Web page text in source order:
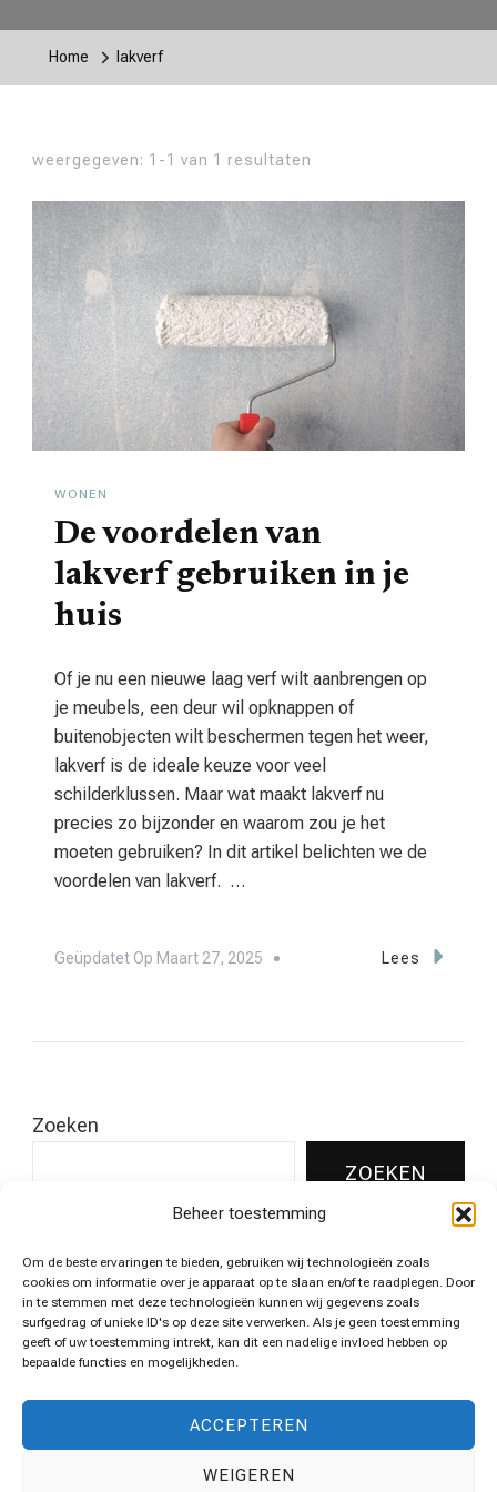
Beheer toestemming
Om de beste ervaringen te bieden, gebruiken wij technologieën zoals
cookies om informatie over je apparaat op te slaan en/of te raadplegen. Door
in te stemmen met deze technologieën kunnen wij gegevens zoals
surfgedrag of unieke ID's op deze site verwerken. Als je geen toestemming
geeft of uw toestemming intrekt, kan dit een nadelige invloed hebben op
bepaalde functies en mogelijkheden.
ACCEPTEREN
WEIGEREN
Home lakverf
weergegeven: 1-1 van 1 resultaten
WONEN
De voordelen van
lakverf gebruiken in je
huis
Of je nu een nieuwe laag verf wilt aanbrengen op
je meubels, een deur wil opknappen of
buitenobjecten wilt beschermen tegen het weer,
lakverf is de ideale keuze voor veel
schilderklussen. Maar wat maakt lakverf nu
precies zo bijzonder en waarom zou je het
moeten gebruiken? In dit artikel belichten we de
voordelen van lakverf. …
Geüpdatet Op Maart 27, 2025 Lees
Zoeken
ZOEKEN
Leukste pins voor jouw huis!
Algemene voorwaarden
Disclaimer